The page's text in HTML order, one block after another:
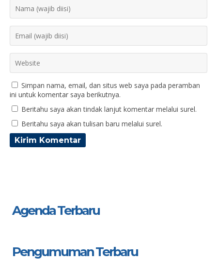
Simpan nama, email, dan situs web saya pada peramban
ini untuk komentar saya berikutnya.
Beritahu saya akan tindak lanjut komentar melalui surel.
Beritahu saya akan tulisan baru melalui surel.
Agenda Terbaru
Pengumuman Terbaru